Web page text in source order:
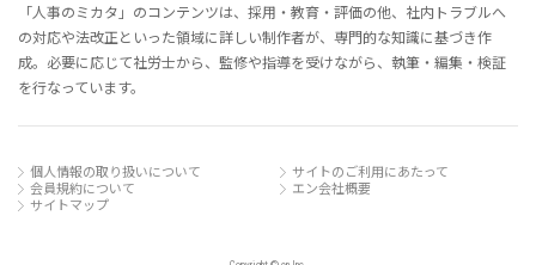
「人事のミカタ」のコンテンツは、採用・教育・評価の他、社内トラブルへ
の対応や法改正といった領域に詳しい制作者が、専門的な知識に基づき作
成。必要に応じて社労士から、監修や指導を受けながら、執筆・編集・検証
を行なっています。
個人情報の取り扱いについて
サイトのご利用にあたって
会員規約について
エン会社概要
サイトマップ